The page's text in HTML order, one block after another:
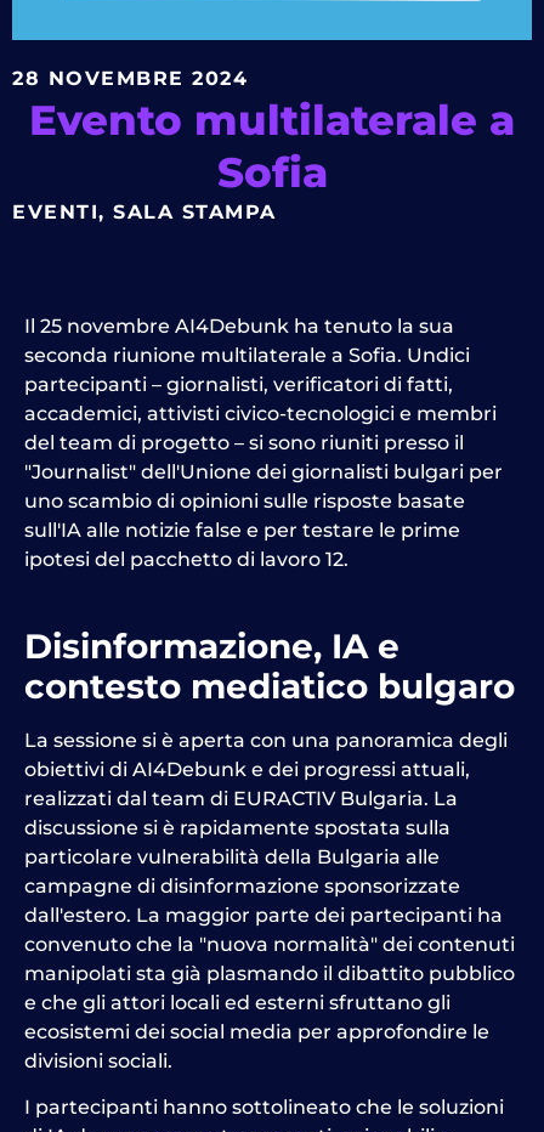
28 NOVEMBRE 2024
Evento multilaterale a
Sofia
EVENTI, SALA STAMPA
Il 25 novembre AI4Debunk ha tenuto la sua
seconda riunione multilaterale a Sofia. Undici
partecipanti – giornalisti, verificatori di fatti,
accademici, attivisti civico-tecnologici e membri
del team di progetto – si sono riuniti presso il
"Journalist" dell'Unione dei giornalisti bulgari per
uno scambio di opinioni sulle risposte basate
sull'IA alle notizie false e per testare le prime
ipotesi del pacchetto di lavoro 12.
Disinformazione, IA e
contesto mediatico bulgaro
La sessione si è aperta con una panoramica degli
obiettivi di AI4Debunk e dei progressi attuali,
realizzati dal team di EURACTIV Bulgaria. La
discussione si è rapidamente spostata sulla
particolare vulnerabilità della Bulgaria alle
campagne di disinformazione sponsorizzate
dall'estero. La maggior parte dei partecipanti ha
convenuto che la "nuova normalità" dei contenuti
manipolati sta già plasmando il dibattito pubblico
e che gli attori locali ed esterni sfruttano gli
ecosistemi dei social media per approfondire le
divisioni sociali.
I partecipanti hanno sottolineato che le soluzioni